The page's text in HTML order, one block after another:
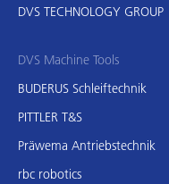
DVS TECHNOLOGY GROUP
DVS Machine Tools
BUDERUS Schleiftechnik
PITTLER T&S
Präwema Antriebstechnik
rbc robotics